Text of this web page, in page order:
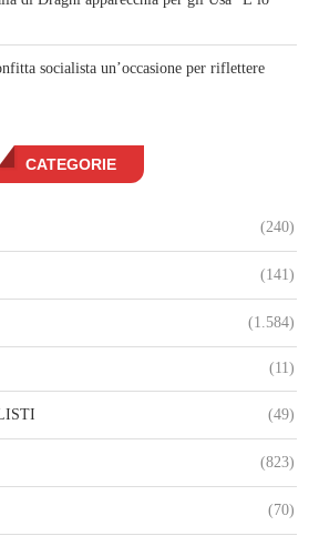
socialista un’occasione per riflettere
CATEGORIE
(240)
(141)
(1.584)
(11)
(49)
(823)
(70)